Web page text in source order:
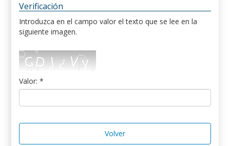
Verificación
Introduzca en el campo valor el texto que se lee en la
siguiente imagen.
Valor: *
Volver